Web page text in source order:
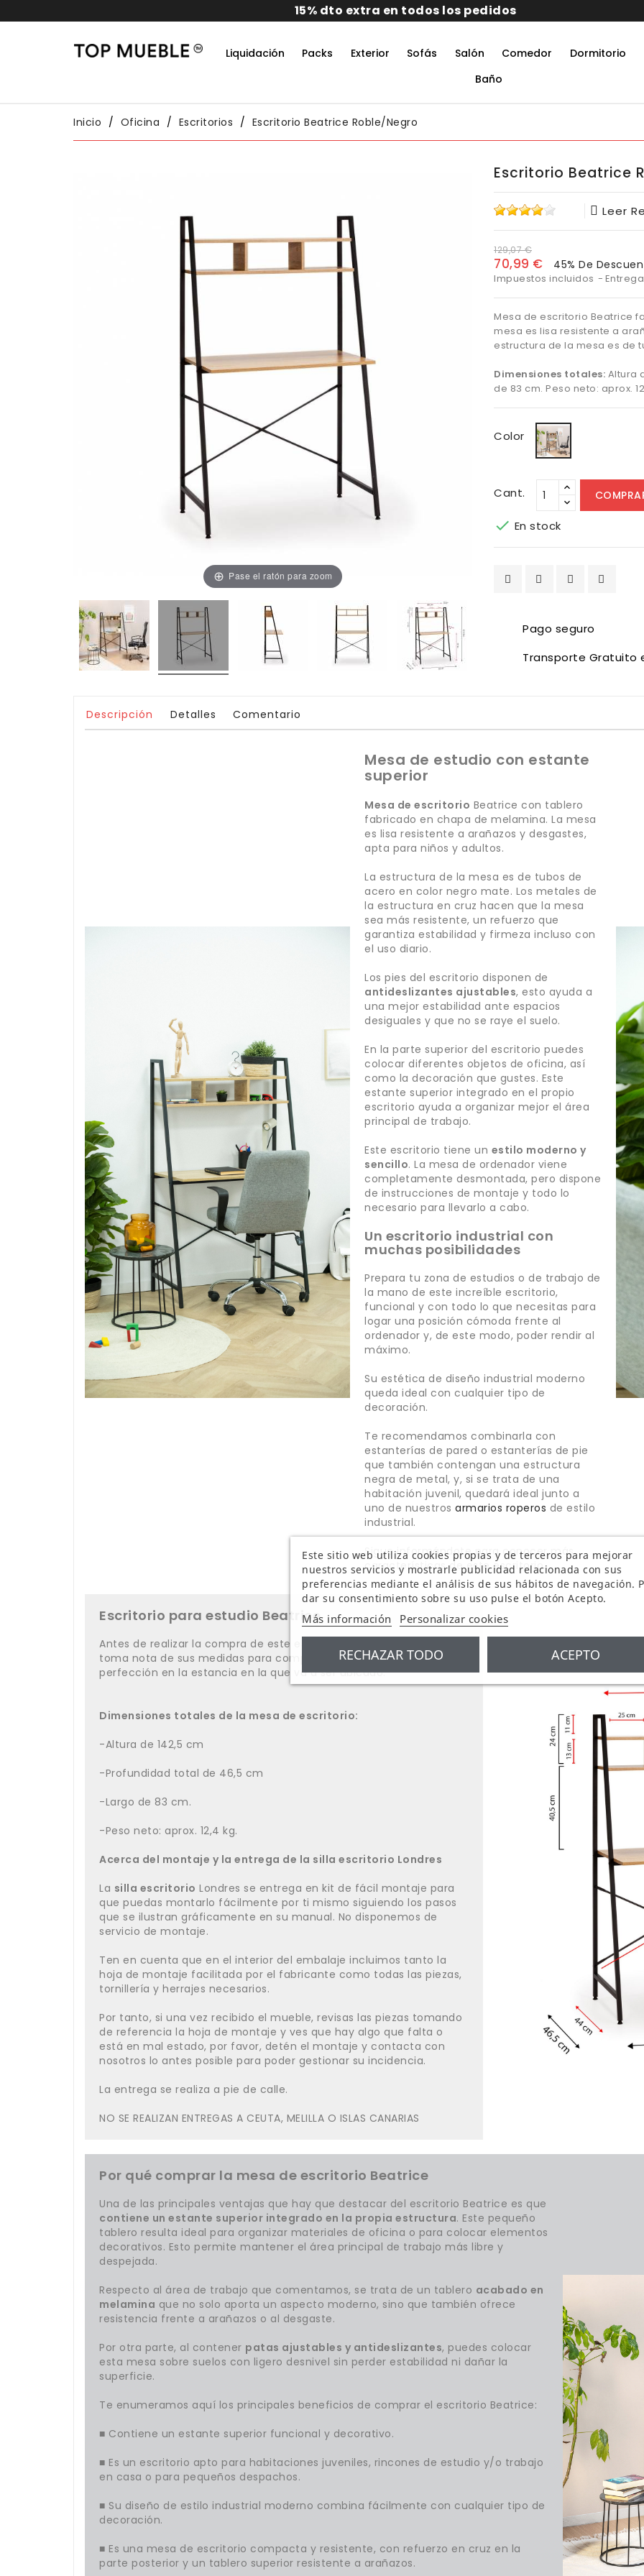
Liquidación Packs Exterior Sofás Salón Comedor Dormitorio
Baño
Inicio Oficina Escritorios Escritorio Beatrice Roble/negro
Pase el ratón para zoom
Escritorio Beatrice
Leer
129,07 €
70,99 € 45% De
Impuestos incluidos
Mesa de escritorio Beatrice
mesa es lisa resistente a
estructura de la mesa es de
Dimensiones totales: Altura
de 83 cm. Peso neto: aprox.
Color
Cant.
 En stock
Pago seguro
Transporte Gratuito
Descripción Detalles Comentario
Mesa de estudio con estante
superior
Mesa de escritorio Beatrice con tablero
fabricado en chapa de melamina. La mesa
es lisa resistente a arañazos y desgastes,
apta para niños y adultos.
La estructura de la mesa es de tubos de
acero en color negro mate. Los metales de
la estructura en cruz hacen que la mesa
sea más resistente, un refuerzo que
garantiza estabilidad y firmeza incluso con
el uso diario.
Los pies del escritorio disponen de
antideslizantes ajustables, esto ayuda a
una mejor estabilidad ante espacios
desiguales y que no se raye el suelo.
En la parte superior del escritorio puedes
colocar diferentes objetos de oficina, así
como la decoración que gustes. Este
estante superior integrado en el propio
escritorio ayuda a organizar mejor el área
principal de trabajo.
Este escritorio tiene un estilo moderno y
sencillo. La mesa de ordenador viene
completamente desmontada, pero dispone
de instrucciones de montaje y todo lo
necesario para llevarlo a cabo.
Un escritorio industrial con
muchas posibilidades
Prepara tu zona de estudios o de trabajo de
la mano de este increíble escritorio,
funcional y con todo lo que necesitas para
logar una posición cómoda frente al
ordenador y, de este modo, poder rendir al
máximo.
Su estética de diseño industrial moderno
queda ideal con cualquier tipo de
decoración.
Te recomendamos combinarla con
estanterías de pared o estanterías de pie
que también contengan una estructura
negra de metal, y, si se trata de una
habitación juvenil, quedará ideal junto a
uno de nuestrosarmarios roperos de estilo
industrial.
Sigue informándote para conocer más
características de este escritorio.
Escritorio para estudio Beatrice
Antes de realizar la compra de este escritorio de estilo industrial,
toma nota de sus medidas para comprobar que encajará a la
perfección en la estancia en la que va a ser ubicado.
Dimensiones totales de la mesa de escritorio:
-Altura de 142,5 cm
-Profundidad total de 46,5 cm
-Largo de 83 cm.
-Peso neto: aprox. 12,4 kg.
Acerca del montaje y la entrega de la silla escritorio Londres
La silla escritorio Londres se entrega en kit de fácil montaje para
que puedas montarlo fácilmente por ti mismo siguiendo los pasos
que se ilustran gráficamente en su manual. No disponemos de
servicio de montaje.
Ten en cuenta que en el interior del embalaje incluimos tanto la
hoja de montaje facilitada por el fabricante como todas las piezas,
tornillería y herrajes necesarios.
Por tanto, si una vez recibido el mueble, revisas las piezas tomando
de referencia la hoja de montaje y ves que hay algo que falta o
está en mal estado, por favor, detén el montaje y contacta con
nosotros lo antes posible para poder gestionar su incidencia.
La entrega se realiza a pie de calle.
NO SE REALIZAN ENTREGAS A CEUTA, MELILLA O ISLAS CANARIAS
Por qué comprar la mesa de escritorio Beatrice
Una de las principales ventajas que hay que destacar del escritorio Beatrice es que
contiene un estante superior integrado en la propia estructura. Este pequeño
tablero resulta ideal para organizar materiales de oficina o para colocar elementos
decorativos. Esto permite mantener el área principal de trabajo más libre y
despejada.
Respecto al área de trabajo que comentamos, se trata de un tablero acabado en
melamina que no solo aporta un aspecto moderno, sino que también ofrece
resistencia frente a arañazos o al desgaste.
Por otra parte, al contener patas ajustables y antideslizantes, puedes colocar
esta mesa sobre suelos con ligero desnivel sin perder estabilidad ni dañar la
superficie.
Te enumeramos aquí los principales beneficios de comprar el escritorio Beatrice:
■ Contiene un estante superior funcional y decorativo.
■ Es un escritorio apto para habitaciones juveniles, rincones de estudio y/o trabajo
en casa o para pequeños despachos.
■ Su diseño de estilo industrial moderno combina fácilmente con cualquier tipo de
decoración.
■ Es una mesa de escritorio compacta y resistente, con refuerzo en cruz en la
parte posterior y un tablero superior resistente a arañazos.
Este sitio web utiliza cookies propias y de terceros para mejorar
nuestros servicios y mostrarle publicidad relacionada con sus
preferencias mediante el análisis de sus hábitos de navegación.
dar su consentimiento sobre su uso pulse el botón Acepto.
Más información Personalizar cookies
RECHAZAR TODO ACEPTO